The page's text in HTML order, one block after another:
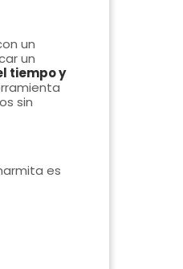
un
un
tiempo y
sin
es